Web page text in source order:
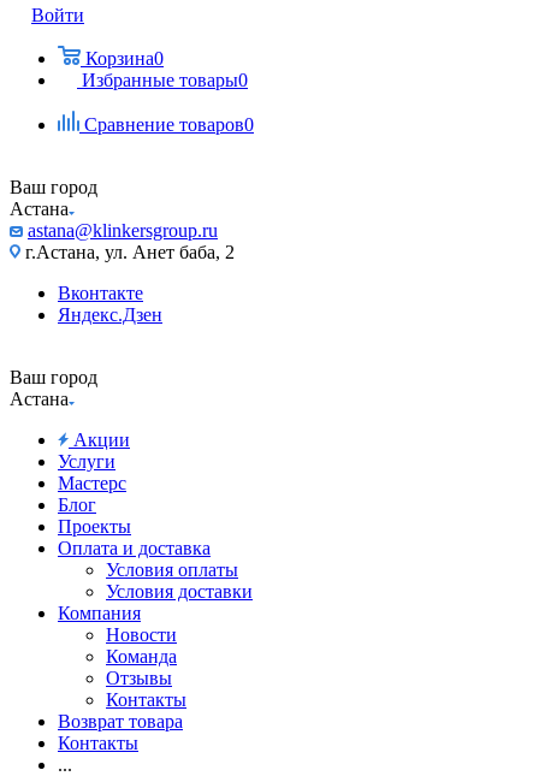
Войти
Корзина0
Избранные товары0
Сравнение товаров0
Ваш город
Астана
astana@klinkersgroup.ru
г.Астана, ул. Анет баба, 2
Вконтакте
Яндекс.Дзен
Ваш город
Астана
Акции
Услуги
Мастерс
Блог
Проекты
Оплата и доставка
Условия оплаты
Условия доставки
Компания
Новости
Команда
Отзывы
Контакты
Возврат товара
Контакты
...